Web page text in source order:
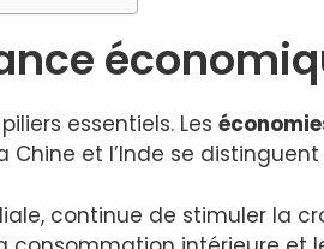
essentiels. Les
et l’Inde se
continue de stimuler la